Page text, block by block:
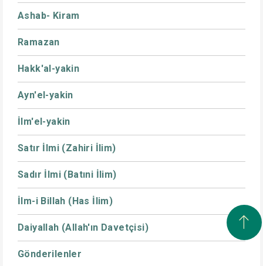
Ashab- Kiram
Ramazan
Hakk'al-yakin
Ayn'el-yakin
İlm'el-yakin
Satır İlmi (Zahiri İlim)
Sadır İlmi (Batıni İlim)
İlm-i Billah (Has İlim)
Daiyallah (Allah'ın Davetçisi)
Gönderilenler